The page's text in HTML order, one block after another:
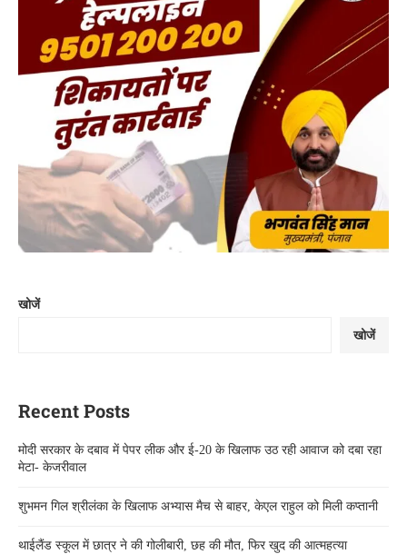
खोजें
खोजें
Recent Posts
मोदी सरकार के दबाव में पेपर लीक और ई-20 के खिलाफ उठ रही आवाज को दबा रहा
मेटा- केजरीवाल
शुभमन गिल श्रीलंका के खिलाफ अभ्यास मैच से बाहर, केएल राहुल को मिली कप्तानी
थाईलैंड स्कूल में छात्र ने की गोलीबारी, छह की मौत, फिर खुद की आत्महत्या